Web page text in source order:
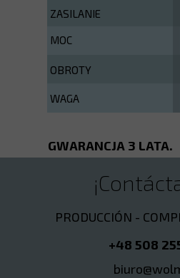
WAGA
OBROTY
MOC
ZASILANIE
GWARANCJA 3 LATA.
PRODUCCIÓN -
+48 508